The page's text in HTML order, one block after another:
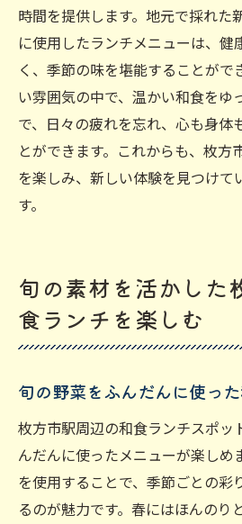
時間を提供します。地元で採れた
に使用したランチメニューは、健
く、季節の味を堪能することがで
い雰囲気の中で、温かい和食をゆ
で、日々の疲れを忘れ、心も身体
とができます。これからも、枚方
を楽しみ、新しい体験を見つけて
す。
旬の素材を活かした
食ランチを楽しむ
旬の野菜をふんだんに使っ
枚方市駅周辺の和食ランチスポッ
んだんに使ったメニューが楽しめ
を使用することで、季節ごとの彩
るのが魅力です。春にはほんのり